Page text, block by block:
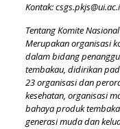
Kontak:
Tentang Komite
Merupakan organisasi
dalam bidang
tembakau, didirikan
23 organisasi dan
kesehatan, organisasi
bahaya produk
generasi muda dan